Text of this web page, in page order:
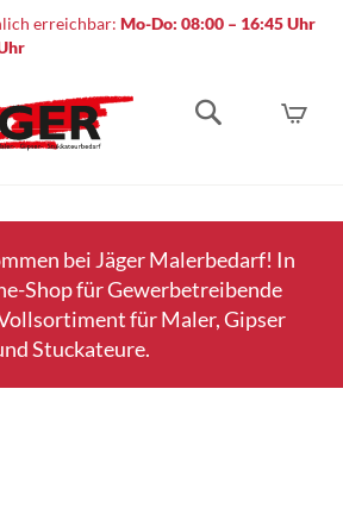
erreichbar: Mo-Do: 08:00 – 16:45 Uhr
bei Jäger Malerbedarf! In
Shop für Gewerbetreibende
für Maler, Gipser
Stuckateure.